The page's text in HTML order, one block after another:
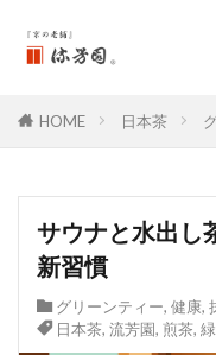
HOME 日本茶
サウナと水出し
新習慣
グリーンティー, 健康,
日本茶, 流芳園, 煎茶,